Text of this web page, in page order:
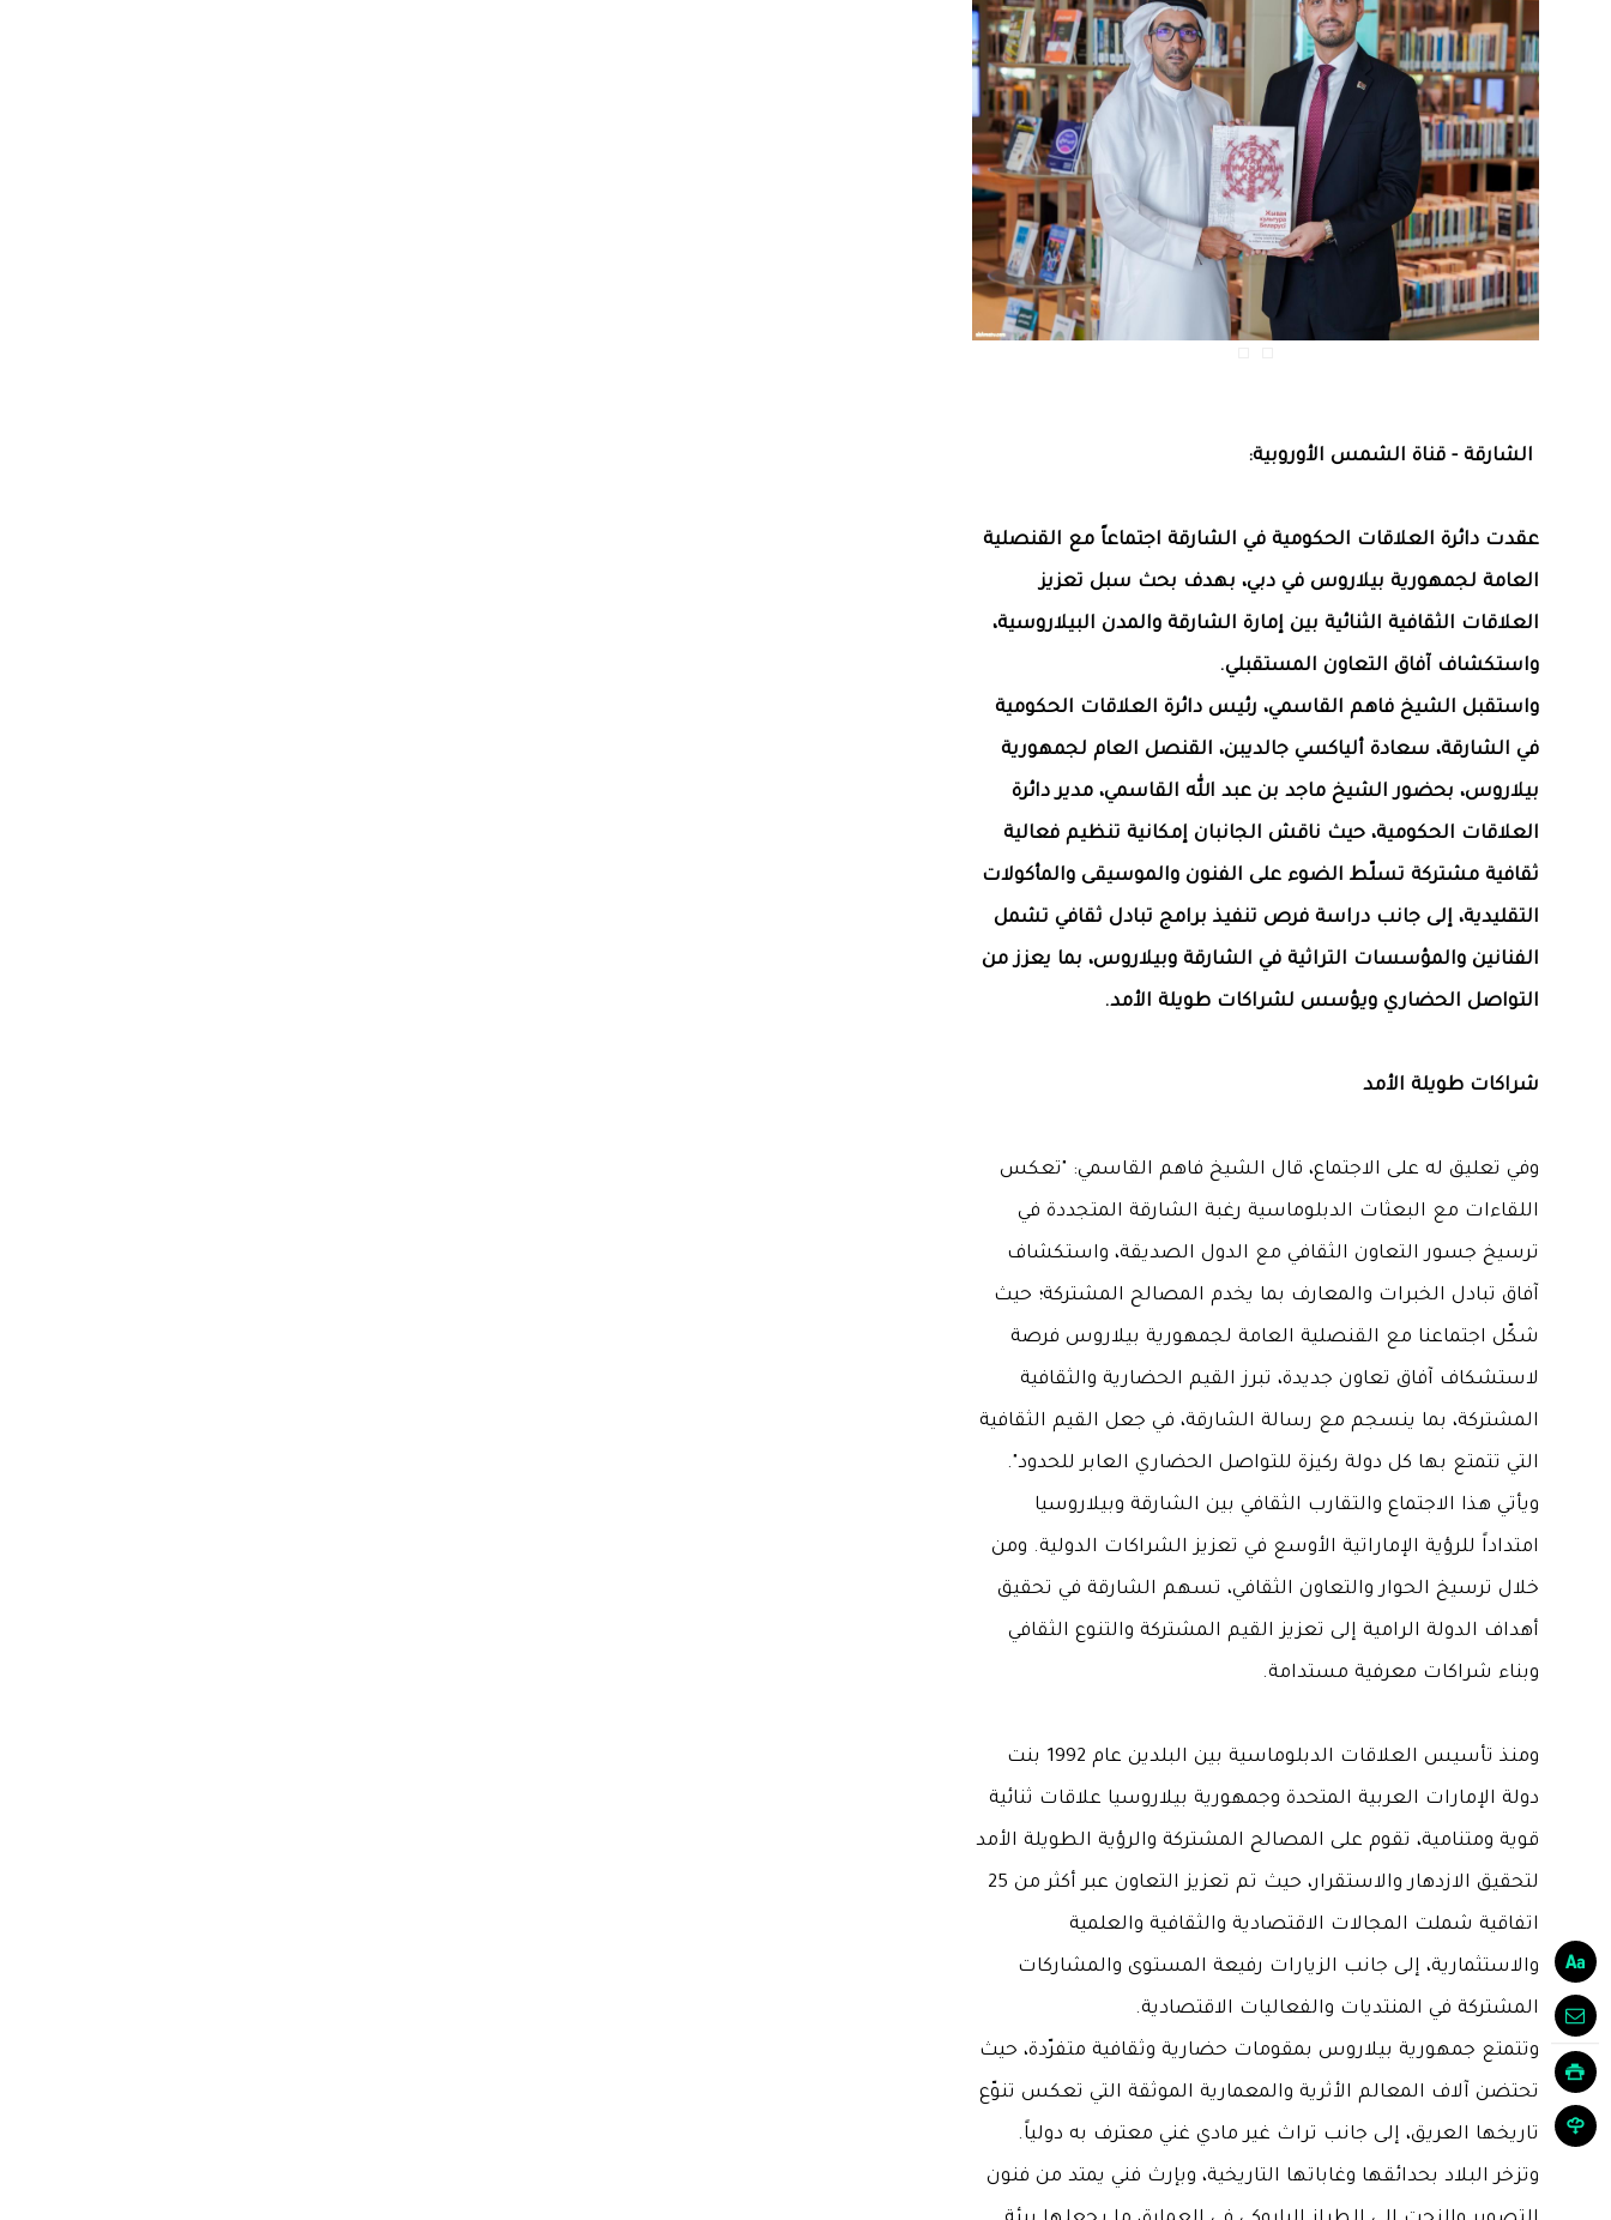
الشارقة - قناة الشمس الأوروبية:
عقدت دائرة العلاقات الحكومية في الشارقة اجتماعاً مع القنصلية
العامة لجمهورية بيلاروس في دبي، بهدف بحث سبل تعزيز
العلاقات الثقافية الثنائية بين إمارة الشارقة والمدن البيلاروسية،
واستكشاف آفاق التعاون المستقبلي.
واستقبل الشيخ فاهم القاسمي، رئيس دائرة العلاقات الحكومية
في الشارقة، سعادة ألياكسي جالديبن، القنصل العام لجمهورية
بيلاروس، بحضور الشيخ ماجد بن عبد الله القاسمي، مدير دائرة
العلاقات الحكومية، حيث ناقش الجانبان إمكانية تنظيم فعالية
ثقافية مشتركة تسلّط الضوء على الفنون والموسيقى والمأكولات
التقليدية، إلى جانب دراسة فرص تنفيذ برامج تبادل ثقافي تشمل
الفنانين والمؤسسات التراثية في الشارقة وبيلاروس، بما يعزز من
التواصل الحضاري ويؤسس لشراكات طويلة الأمد.
شراكات طويلة الأمد
وفي تعليق له على الاجتماع، قال الشيخ فاهم القاسمي: "تعكس
اللقاءات مع البعثات الدبلوماسية رغبة الشارقة المتجددة في
ترسيخ جسور التعاون الثقافي مع الدول الصديقة، واستكشاف
آفاق تبادل الخبرات والمعارف بما يخدم المصالح المشتركة؛ حيث
شكّل اجتماعنا مع القنصلية العامة لجمهورية بيلاروس فرصة
لاستشكاف آفاق تعاون جديدة، تبرز القيم الحضارية والثقافية
المشتركة، بما ينسجم مع رسالة الشارقة، في جعل القيم الثقافية
التي تتمتع بها كل دولة ركيزة للتواصل الحضاري العابر للحدود".
ويأتي هذا الاجتماع والتقارب الثقافي بين الشارقة وبيلاروسيا
امتداداً للرؤية الإماراتية الأوسع في تعزيز الشراكات الدولية. ومن
خلال ترسيخ الحوار والتعاون الثقافي، تسهم الشارقة في تحقيق
أهداف الدولة الرامية إلى تعزيز القيم المشتركة والتنوع الثقافي
وبناء شراكات معرفية مستدامة.
ومنذ تأسيس العلاقات الدبلوماسية بين البلدين عام 1992 بنت
دولة الإمارات العربية المتحدة وجمهورية بيلاروسيا علاقات ثنائية
قوية ومتنامية، تقوم على المصالح المشتركة والرؤية الطويلة الأمد
لتحقيق الازدهار والاستقرار، حيث تم تعزيز التعاون عبر أكثر من 25
اتفاقية شملت المجالات الاقتصادية والثقافية والعلمية
والاستثمارية، إلى جانب الزيارات رفيعة المستوى والمشاركات
المشتركة في المنتديات والفعاليات الاقتصادية.
وتتمتع جمهورية بيلاروس بمقومات حضارية وثقافية متفرّدة، حيث
تحتضن آلاف المعالم الأثرية والمعمارية الموثقة التي تعكس تنوّع
تاريخها العريق، إلى جانب تراث غير مادي غني معترف به دولياً.
وتزخر البلاد بحدائقها وغاباتها التاريخية، وبإرث فني يمتد من فنون